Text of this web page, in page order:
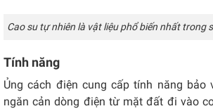
Cao su tự nhiên là vật liệu phổ biến nhất trong
Tính năng
Ủng cách điện cung cấp tính năng bảo
ngăn cản dòng điện từ mặt đất đi vào